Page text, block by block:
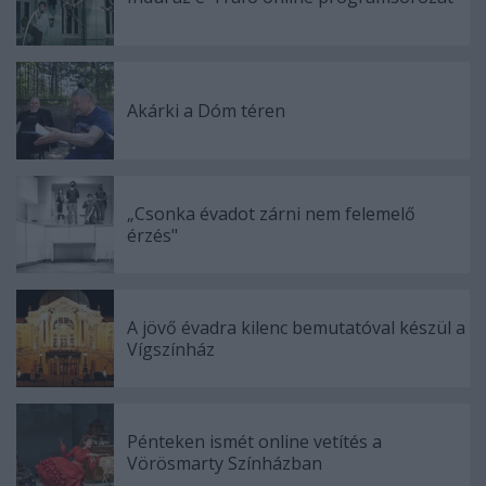
Akárki a Dóm téren
„Csonka évadot zárni nem felemelő
érzés"
A jövő évadra kilenc bemutatóval készül a
Vígszínház
Pénteken ismét online vetítés a
Vörösmarty Színházban